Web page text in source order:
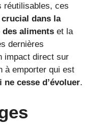
réutilisables, ces
dans la
aliments et la
dernières
impact direct sur
à emporter qui est
cesse d’évoluer.